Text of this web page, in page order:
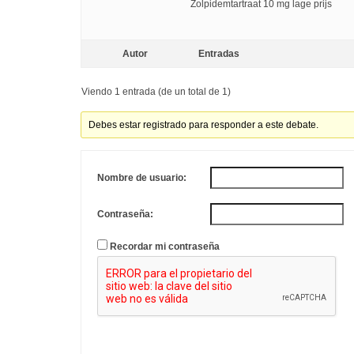
Zolpidemtartraat 10 mg lage prijs
Autor Entradas
Viendo 1 entrada (de un total de 1)
Debes estar registrado para responder a este debate.
Nombre de usuario:
Contraseña:
Recordar mi contraseña